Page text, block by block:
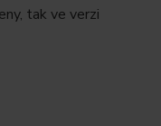
tak ve verzi